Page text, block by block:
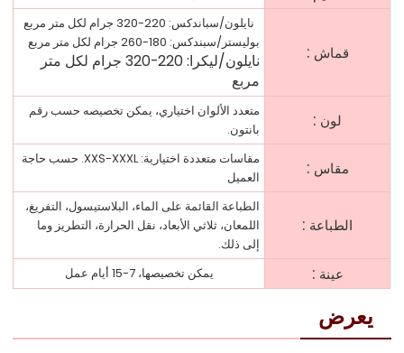
قماش :
نايلون/سباندكس: 220-320 جرام لكل متر مربع
بوليستر/سبندكس: 180-260 جرام لكل متر مربع
نايلون/ليكرا: 220-320 جرام لكل متر
مربع
لون :
متعدد الألوان اختياري، يمكن تخصيصه حسب رقم
بانتون.
مقاس :
مقاسات متعددة اختيارية: XXS-XXXL. حسب حاجة
العميل
الطباعة :
الطباعة القائمة على الماء، البلاستيسول، التفريغ،
اللمعان، ثلاثي الأبعاد، نقل الحرارة، التطريز وما
إلى ذلك.
عينة : يمكن تخصيصها، 7-15 أيام عمل
يعرض